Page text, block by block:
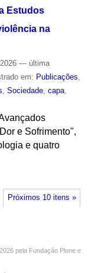
Estudos
na
— última
em: Publicações,
, Sociedade, capa,
e Sofrimento",
e quatro
Próximos 10 itens »
pela Fundação Plone e